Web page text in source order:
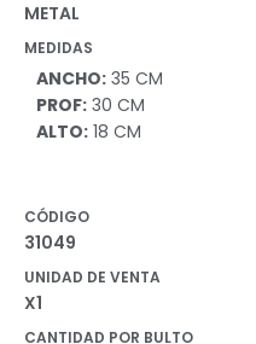
METAL
MEDIDAS
ANCHO: 35 CM
PROF: 30 CM
ALTO: 18 CM
CÓDIGO
31049
UNIDAD DE VENTA
X1
CANTIDAD POR BULTO